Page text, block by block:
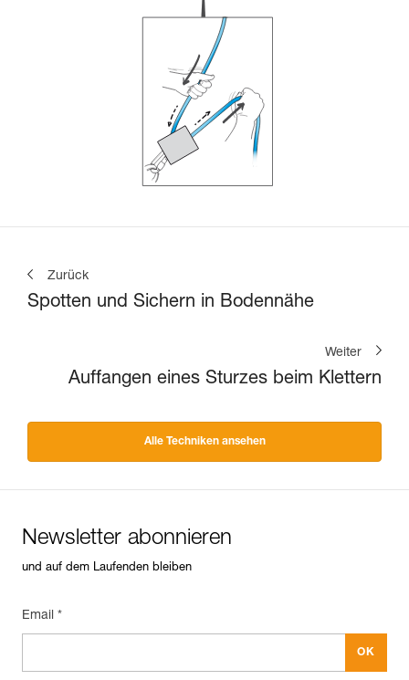
Zurück
Spotten und Sichern in Bodennähe
Weiter
Auffangen eines Sturzes beim Klettern
Alle Techniken ansehen
Newsletter abonnieren
und auf dem Laufenden bleiben
Email *